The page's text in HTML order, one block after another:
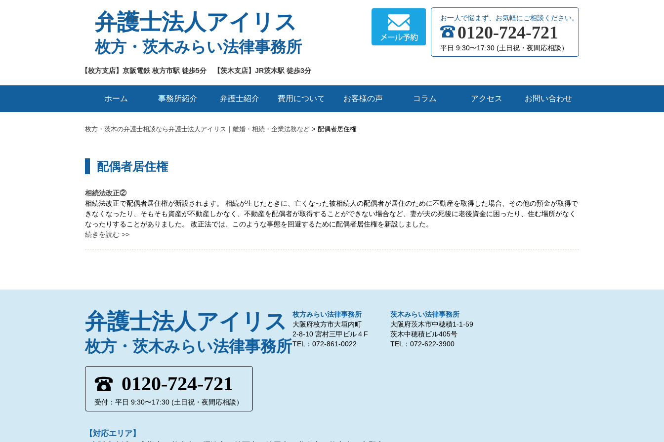
弁護士法人アイリス
枚方・茨木みらい法律事務所
【枚方支店】京阪電鉄 枚方市駅 徒歩5分 【茨木支店】JR茨木駅 徒歩3分
お一人で悩まず、お気軽にご相談ください。
0120-724-721
平日 9:30〜17:30 (土日祝・夜間応相談）
ホーム 事務所紹介 弁護士紹介 費用について お客様の声 コラム アクセス お問い合わせ
枚方・茨木の弁護士相談なら弁護士法人アイリス｜離婚・相続・企業法務など > 配偶者居住権
配偶者居住権
相続法改正②
相続法改正で配偶者居住権が新設されます。 相続が生じたときに、亡くなった被相続人の配偶者が居住のために不動産を取得した場合、その他の預金が取得で
きなくなったり、そもそも資産が不動産しかなく、不動産を配偶者が取得することができない場合など、妻が夫の死後に老後資金に困ったり、住む場所がなく
なったりすることがありました。 改正法では、このような事態を回避するために配偶者居住権を新設しました。
続きを読む >>
弁護士法人アイリス
枚方・茨木みらい法律事務所
0120-724-721
受付：平日 9:30〜17:30 (土日祝・夜間応相談）
枚方みらい法律事務所
大阪府枚方市大垣内町
2-8-10 宮村三甲ビル４F
TEL：072-861-0022
茨木みらい法律事務所
大阪府茨木市中穂積1-1-59
茨木中穂積ビル405号
TEL：072-622-3900
【対応エリア】